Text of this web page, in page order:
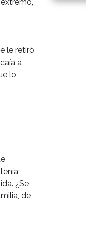
le retiró
a
lo
¿Se
de